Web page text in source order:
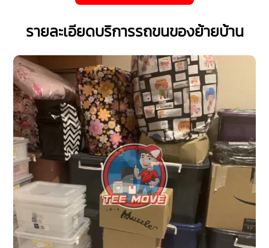
รายละเอียดบริการรถขนของย้ายบ้าน